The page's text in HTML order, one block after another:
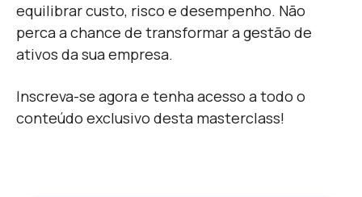
equilibrar custo, risco e desempenho. Não
perca a chance de transformar a gestão de
ativos da sua empresa.
Inscreva-se agora e tenha acesso a todo o
conteúdo exclusivo desta masterclass!